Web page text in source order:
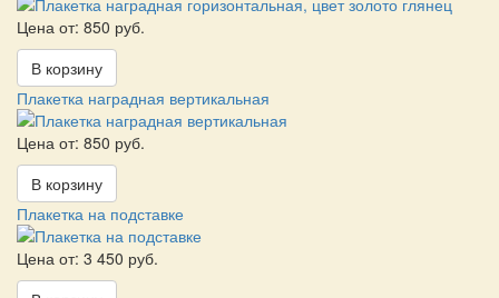
Цена от: 850 руб.
В корзину
Плакетка наградная вертикальная
Цена от: 850 руб.
В корзину
Плакетка на подставке
Цена от: 3 450 руб.